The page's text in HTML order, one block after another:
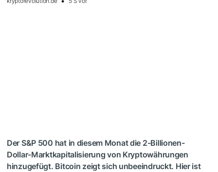
Der S&P 500 hat in diesem Monat die 2-Billionen-
Dollar-Marktkapitalisierung von Kryptowährungen
hinzugefügt. Bitcoin zeigt sich unbeeindruckt. Hier ist